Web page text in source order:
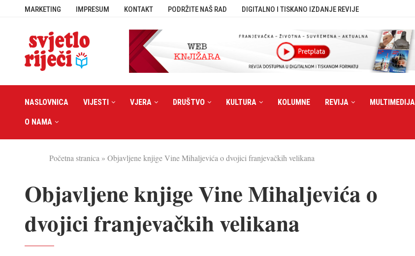
MARKETING IMPRESUM KONTAKT PODRŽITE NAŠ RAD DIGITALNO I TISKANO IZDANJE REVIJE
NASLOVNICA VIJESTI VJERA DRUŠTVO KULTURA KOLUMNE REVIJA MULTIMEDIJA
O NAMA
Početna stranica » Objavljene knjige Vine Mihaljevića o dvojici franjevačkih velikana
Objavljene knjige Vine Mihaljevića o
dvojici franjevačkih velikana